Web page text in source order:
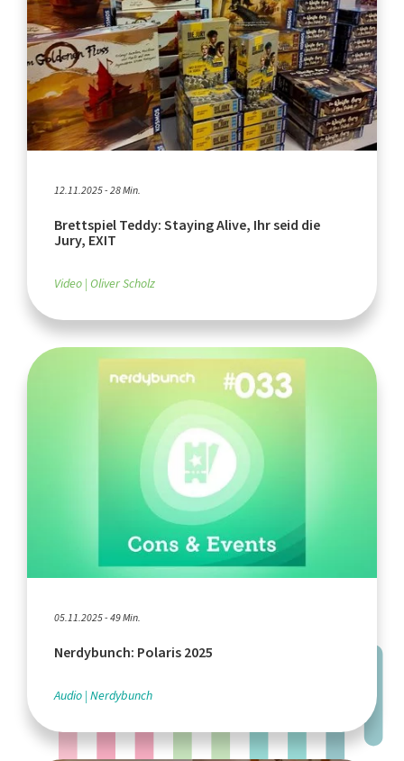
12.11.2025 - 28 Min.
Brettspiel Teddy: Staying Alive, Ihr seid die
Jury, EXIT
Video Oliver Scholz
05.11.2025 - 49 Min.
Nerdybunch: Polaris 2025
Audio Nerdybunch